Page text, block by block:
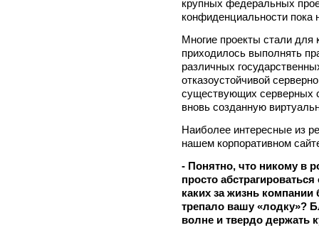
крупных федеральных
конфиденциальности пока
Многие проекты стали для
приходилось выполнять
различных
отказоустойчивой
существующих серверных
вновь созданную
Наиболее интересные из
нашем корпоративном
- Понятно, что никому в
просто
каких за жизнь
трепало вашу «лодку»?
волне и твердо держать